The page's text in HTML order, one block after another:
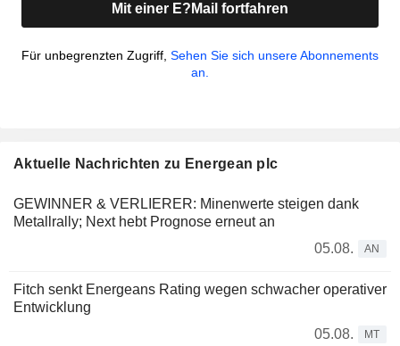
Mit einer E?Mail fortfahren
Für unbegrenzten Zugriff, Sehen Sie sich unsere Abonnements
an.
Aktuelle Nachrichten zu Energean plc
GEWINNER & VERLIERER: Minenwerte steigen dank
Metallrally; Next hebt Prognose erneut an
05.08.
AN
Fitch senkt Energeans Rating wegen schwacher operativer
Entwicklung
05.08.
MT